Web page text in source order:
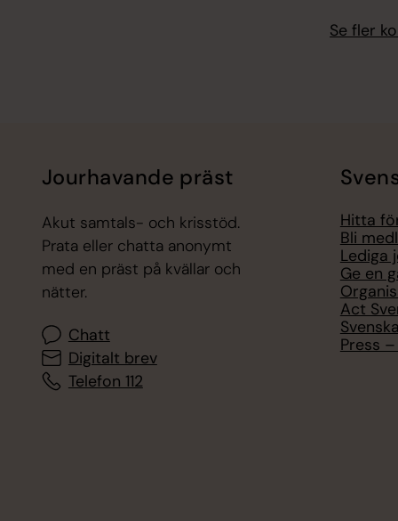
Se fler
Jourhavande präst
Akut samtals- och krisstöd.
Prata eller chatta anonymt
med en präst på kvällar och
nätter.
Chatt
Digitalt brev
Telefon 112
Hitta
Bli
Lediga
Ge en
Act
Press